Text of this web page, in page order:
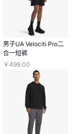
男子UA Velociti Pro二
合一短裤
￥499.00